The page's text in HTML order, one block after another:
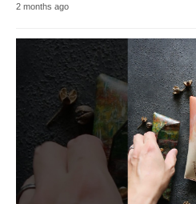
2 months ago